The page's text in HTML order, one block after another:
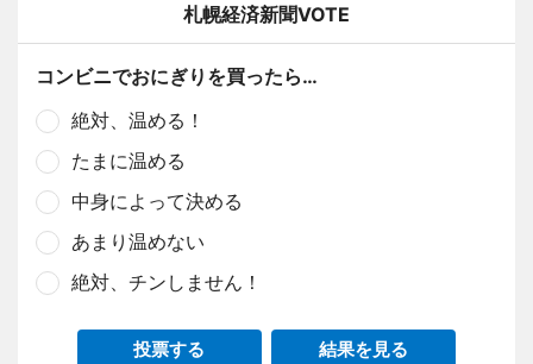
札幌経済新聞VOTE
コンビニでおにぎりを買ったら…
絶対、温める！
たまに温める
中身によって決める
あまり温めない
絶対、チンしません！
投票する 結果を見る